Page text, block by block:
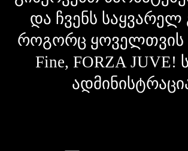
და ჩვენს საყვარელ
როგორც ყოველთვის
Fine, FORZA JUVE!